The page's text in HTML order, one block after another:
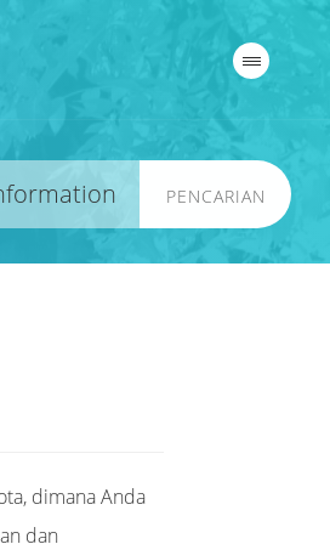
PENCARIAN
dimana Anda
dan